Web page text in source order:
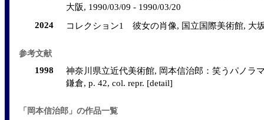
大阪, 1990/03/09 - 1990/03/20
2024
コレクション1 彼女の肖像, 国立国際美術館, 大
参考文献
1998
神奈川県立近代美術館, 岡本信治郎：笑うパノラ
鎌倉, p. 42, col. repr. [detail]
「岡本信治郎」の作品一覧